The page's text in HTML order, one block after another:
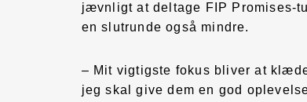
jævnligt at deltage FIP Promises-
en slutrunde også mindre.
– Mit vigtigste fokus bliver at
jeg skal give dem en god